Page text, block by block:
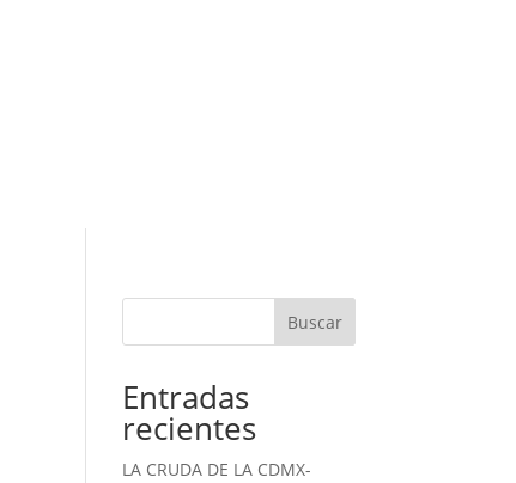
Buscar
Entradas
recientes
LA CRUDA DE LA CDMX-